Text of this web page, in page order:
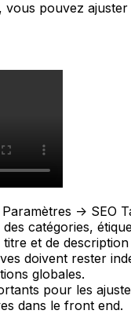
vous pouvez
-> SEO
catégories,
titre et de
doivent rester
globales.
pour les
dans le front end.